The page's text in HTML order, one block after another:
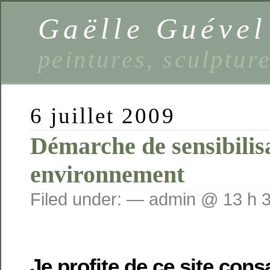
Gaëlle
peintures,
6 juillet 2009
Démarche de
environnement
Filed under: — admin @ 13 h